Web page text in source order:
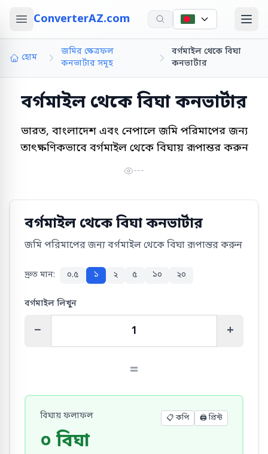
ConverterAZ.com
হোম
জমির ক্ষেত্রফল
কনভার্টার সমূহ
বর্গমাইল থেকে বিঘা
কনভার্টার
বর্গমাইল থেকে বিঘা কনভার্টার
ভারত, বাংলাদেশ এবং নেপালে জমি পরিমাপের জন্য
তাৎক্ষণিকভাবে বর্গমাইল থেকে বিঘায় রূপান্তর করুন
---
বর্গমাইল থেকে বিঘা কনভার্টার
জমি পরিমাপের জন্য বর্গমাইল থেকে বিঘা রূপান্তর করুন
দ্রুত মান: ০.৫ ১ ২ ৫ ১০ ২০
বর্গমাইল লিখুন
− +
=
বিঘায় ফলাফল 📋 কপি 🖨️প্রিন্ট
০ বিঘা